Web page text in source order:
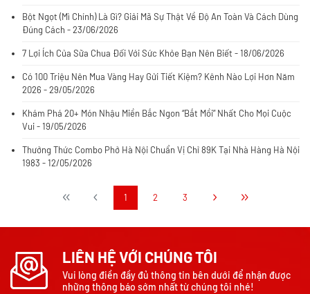
Bột Ngọt (Mì Chính) Là Gì? Giải Mã Sự Thật Về Độ An Toàn Và Cách Dùng
Đúng Cách - 23/06/2026
7 Lợi Ích Của Sữa Chua Đối Với Sức Khỏe Bạn Nên Biết - 18/06/2026
Có 100 Triệu Nên Mua Vàng Hay Gửi Tiết Kiệm? Kênh Nào Lợi Hơn Năm
2026 - 29/05/2026
Khám Phá 20+ Món Nhậu Miền Bắc Ngon “Bắt Mồi” Nhất Cho Mọi Cuộc
Vui - 19/05/2026
Thưởng Thức Combo Phở Hà Nội Chuẩn Vị Chỉ 89K Tại Nhà Hàng Hà Nội
1983 - 12/05/2026
1 2 3
LIÊN HỆ VỚI CHÚNG TÔI
Vui lòng điền đầy đủ thông tin bên dưới để nhận được
những thông báo sớm nhất từ chúng tôi nhé!